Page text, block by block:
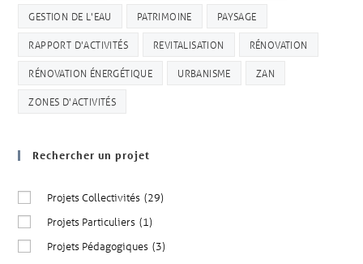
GESTION DE L'EAU PATRIMOINE PAYSAGE
RAPPORT D'ACTIVITÉS REVITALISATION RÉNOVATION
RÉNOVATION ÉNERGÉTIQUE URBANISME ZAN
ZONES D'ACTIVITÉS
Rechercher un projet
Projets Collectivités (29)
Projets Particuliers (1)
Projets Pédagogiques (3)